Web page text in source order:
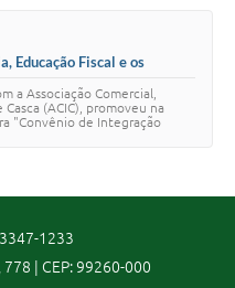
Educação Fiscal e os
a Associação Comercial,
(ACIC), promoveu na
"Convênio de Integração
1233
| CEP: 99260-000